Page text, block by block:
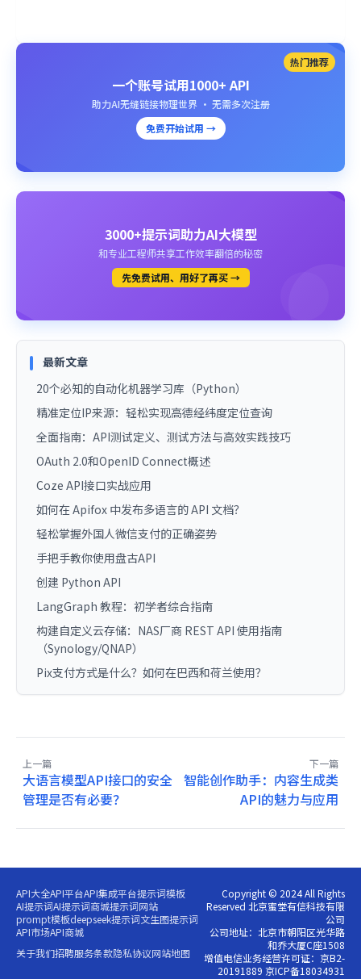
热门推荐
一个账号试用1000+ API
助力AI无缝链接物理世界 · 无需多次注册
免费开始试用 →
3000+提示词助力AI大模型
和专业工程师共享工作效率翻倍的秘密
先免费试用、用好了再买 →
最新文章
20个必知的自动化机器学习库（Python）
精准定位IP来源：轻松实现高德经纬度定位查询
全面指南：API测试定义、测试方法与高效实践技巧
OAuth 2.0和OpenID Connect概述
Coze API接口实战应用
如何在 Apifox 中发布多语言的 API 文档？
轻松掌握外国人微信支付的正确姿势
手把手教你使用盘古API
创建 Python API
LangGraph 教程：初学者综合指南
构建自定义云存储：NAS厂商 REST API 使用指南
（Synology/QNAP）
Pix支付方式是什么？如何在巴西和荷兰使用？
上一篇
大语言模型API接口的安全
管理是否有必要？
下一篇
智能创作助手：内容生成类
API的魅力与应用
API大全API平台API集成平台提示词模板
AI提示词AI提示词商城提示词网站
prompt模板deepseek提示词文生图提示词
API市场API商城
关于我们招聘服务条款隐私协议网站地图
Copyright © 2024 All Rights
Reserved 北京蜜堂有信科技有限
公司
公司地址：北京市朝阳区光华路
和乔大厦C座1508
增值电信业务经营许可证：京B2-
20191889 京ICP备18034931